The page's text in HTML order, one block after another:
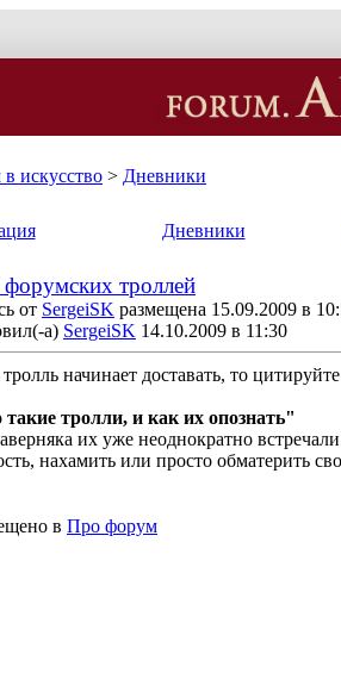
искусство > Дневники
Дневники
троллей
от SergeiSK размещена 15.09.2009 в
а) SergeiSK 14.10.2009 в 11:30
начинает доставать, то
тролли, и как их опознать"
их уже неоднократно
нахамить или просто обматерить
в Про форум